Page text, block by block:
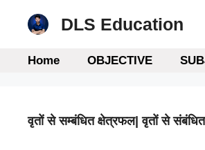
DLS Education
Home OBJECTIVE
वृतों से सम्बंधित क्षेत्रफल| वृतों से